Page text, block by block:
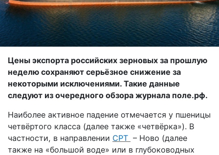
Цены экспорта российских зерновых за прошлую
неделю сохраняют серьёзное снижение за
некоторыми исключениями. Такие данные
следуют из очередного обзора журнала поле.рф.
Наиболее активное падение отмечается у пшеницы
четвёртого класса (далее также «четвёрка»). В
частности, в направлении CPT – Ново (далее
также на «большой воде» или в глубоководных